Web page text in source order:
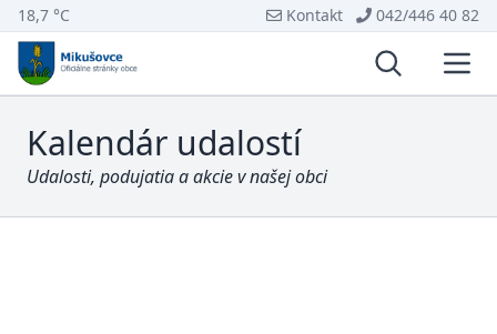
18,7 °C Kontakt 042/446 40 82
Vyhľadávanie
Kalendár udalostí
Udalosti, podujatia a akcie v našej obci